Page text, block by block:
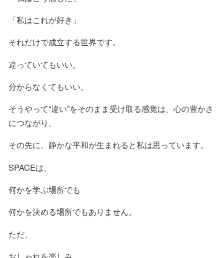
「私はこれが好き」
それだけで成立する世界です。
違っていてもいい。
分からなくてもいい。
そうやって“違い”をそのまま受け取る感覚は、心の豊かさ
につながり、
その先に、静かな平和が生まれると私は思っています。
SPACEは、
何かを学ぶ場所でも
何かを決める場所でもありません。
ただ、